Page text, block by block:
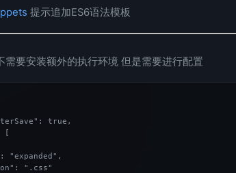
提示追加ES6语法模板
需要安装额外的执行环境 但是需要进行配置
true,
[
"expanded",
".css"